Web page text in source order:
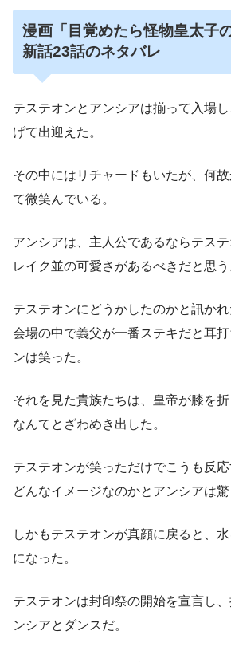
漫画「目覚めたら怪物皇太子
新話23話のネタバレ
テステオンとアンシアは揃って入場
げて出迎えた。
その中にはリチャードもいたが、何
て微笑んでいる。
アンシアは、主人公であるならテス
レイク並の可愛さがあるべきだと思う
テステオンにどうかしたのかと訊か
会場の中で義父が一番ステキだと耳
ンは笑った。
それを見た貴族たちは、皇帝が膝を
なんてとざわめき出した。
テステオンが笑っただけでこうも反
どんなイメージなのかとアンシアは驚
しかもテステオンが真顔に戻ると、
になった。
テステオンは封印祭の開始を宣言し
ンシアとダンスだ。